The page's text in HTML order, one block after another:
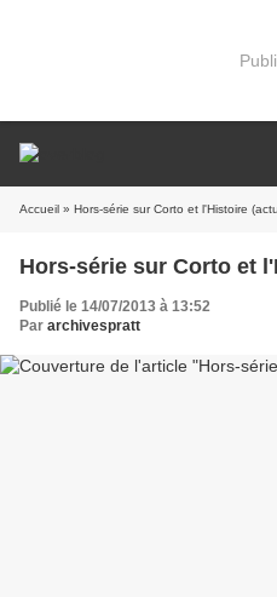
Accueil » Hors-série sur Corto et l'Histoire
Hors-série sur Corto et
Publié le 14/07/2013 à 13:52
Par archivespratt